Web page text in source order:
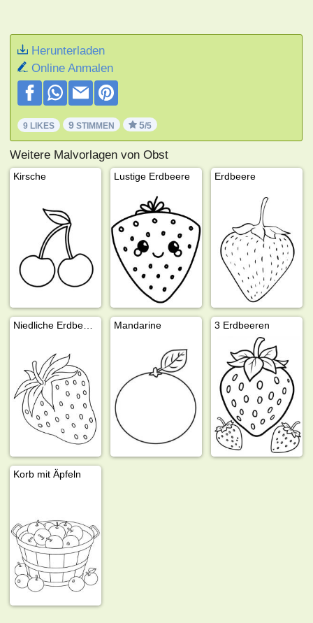
Herunterladen
Online Anmalen
9 LIKES 9 STIMMEN 5/5
Weitere Malvorlagen von Obst
Kirsche Lustige Erdbeere Erdbeere
Mandarine 3 Erdbeeren
Korb mit Äpfeln